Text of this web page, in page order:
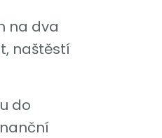
na dva
naštěstí
do